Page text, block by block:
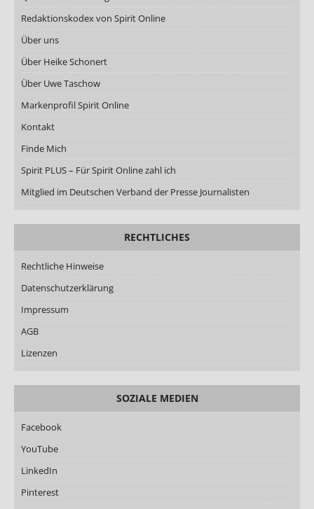
Redaktionskodex von Spirit Online
Über uns
Über Heike Schonert
Über Uwe Taschow
Markenprofil Spirit Online
Kontakt
Finde Mich
Spirit PLUS – Für Spirit Online zahl ich
Mitglied im Deutschen Verband der Presse Journalisten
RECHTLICHES
Rechtliche Hinweise
Datenschutzerklärung
Impressum
AGB
Lizenzen
SOZIALE MEDIEN
Facebook
YouTube
LinkedIn
Pinterest